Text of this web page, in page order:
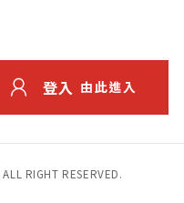
登入 由此進入
RIGHT RESERVED.